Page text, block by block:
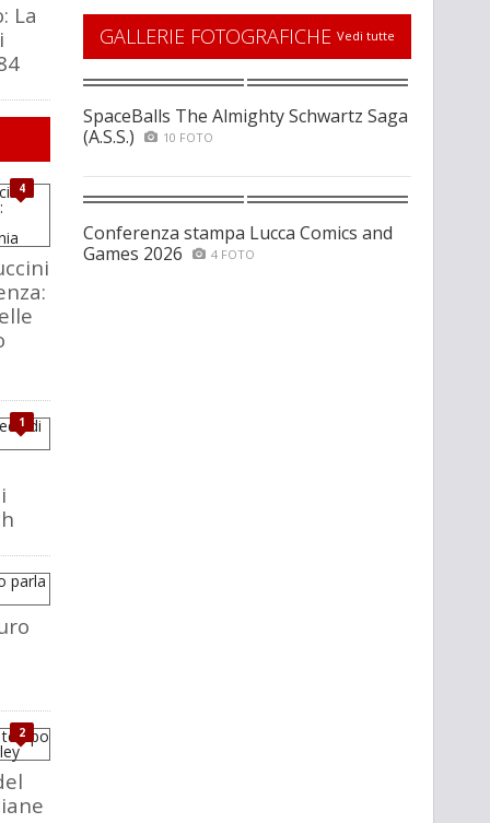
La
4
1
2
GALLERIE FOTOGRAFICHE Vedi tutte
SpaceBalls The Almighty Schwartz Saga
(A.S.S.)
10 FOTO
Conferenza stampa Lucca Comics and
Games 2026
4 FOTO